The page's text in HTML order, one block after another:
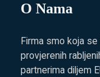
O Nama
Firma smo koja
provjerenih
partnerima diljem